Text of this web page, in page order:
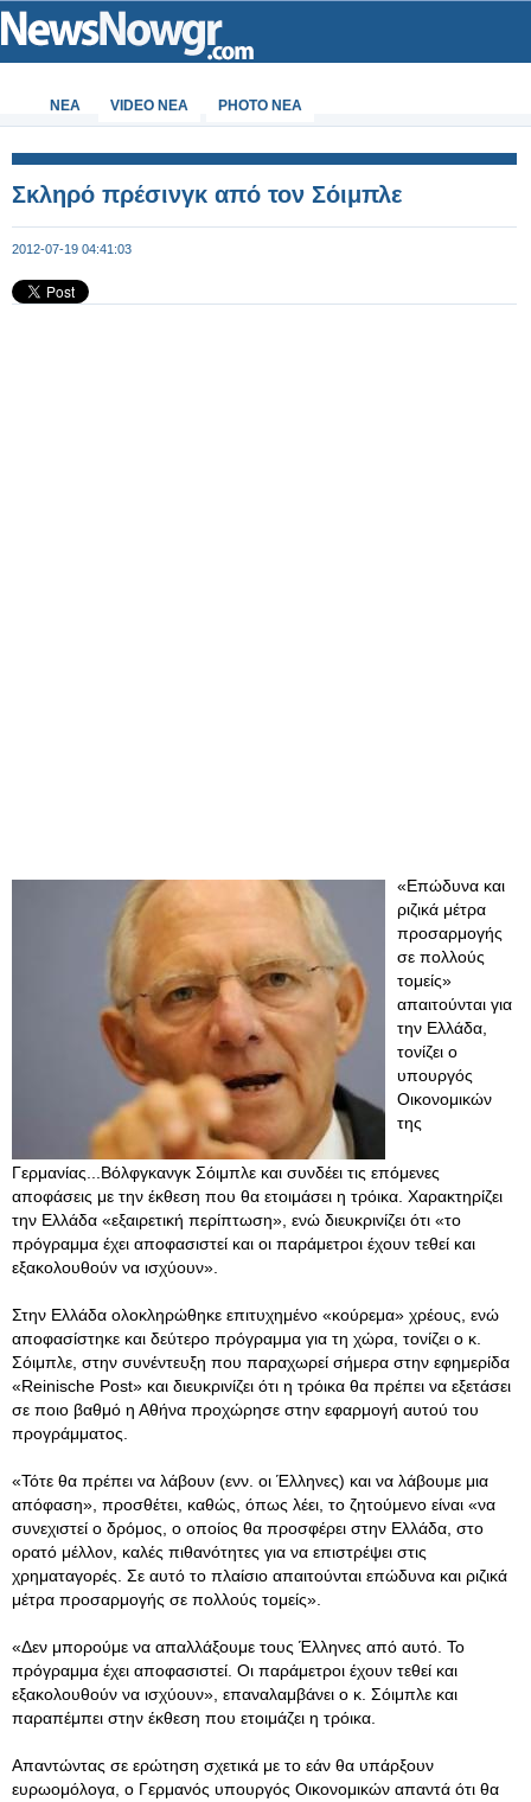
ΝΕΑ VIDEO NEA PHOTO NEA
Σκληρό πρέσινγκ από τον Σόιμπλε
2012-07-19 04:41:03
«Επώδυνα και
ριζικά μέτρα
προσαρμογής
σε πολλούς
τομείς»
απαιτούνται για
την Ελλάδα,
τονίζει ο
υπουργός
Οικονομικών
της
Γερμανίας...Βόλφγκανγκ Σόιμπλε και συνδέει τις επόμενες
αποφάσεις με την έκθεση που θα ετοιμάσει η τρόικα. Χαρακτηρίζει
την Ελλάδα «εξαιρετική περίπτωση», ενώ διευκρινίζει ότι «το
πρόγραμμα έχει αποφασιστεί και οι παράμετροι έχουν τεθεί και
εξακολουθούν να ισχύουν».
Στην Ελλάδα ολοκληρώθηκε επιτυχημένο «κούρεμα» χρέους, ενώ
αποφασίστηκε και δεύτερο πρόγραμμα για τη χώρα, τονίζει ο κ.
Σόιμπλε, στην συνέντευξη που παραχωρεί σήμερα στην εφημερίδα
«Reinische Post» και διευκρινίζει ότι η τρόικα θα πρέπει να εξετάσει
σε ποιο βαθμό η Αθήνα προχώρησε στην εφαρμογή αυτού του
προγράμματος.
«Τότε θα πρέπει να λάβουν (ενν. οι Έλληνες) και να λάβουμε μια
απόφαση», προσθέτει, καθώς, όπως λέει, το ζητούμενο είναι «να
συνεχιστεί ο δρόμος, ο οποίος θα προσφέρει στην Ελλάδα, στο
ορατό μέλλον, καλές πιθανότητες για να επιστρέψει στις
χρηματαγορές. Σε αυτό το πλαίσιο απαιτούνται επώδυνα και ριζικά
μέτρα προσαρμογής σε πολλούς τομείς».
«Δεν μπορούμε να απαλλάξουμε τους Έλληνες από αυτό. Το
πρόγραμμα έχει αποφασιστεί. Οι παράμετροι έχουν τεθεί και
εξακολουθούν να ισχύουν», επαναλαμβάνει ο κ. Σόιμπλε και
παραπέμπει στην έκθεση που ετοιμάζει η τρόικα.
Απαντώντας σε ερώτηση σχετικά με το εάν θα υπάρξουν
ευρωομόλογα, ο Γερμανός υπουργός Οικονομικών απαντά ότι θα